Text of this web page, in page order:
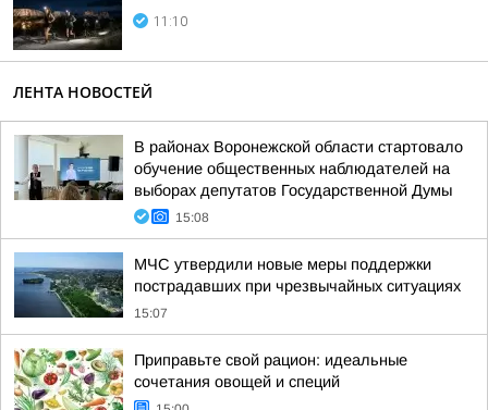
11:10
ЛЕНТА НОВОСТЕЙ
В районах Воронежской области стартовало
обучение общественных наблюдателей на
выборах депутатов Государственной Думы
15:08
МЧС утвердили новые меры поддержки
пострадавших при чрезвычайных ситуациях
15:07
Приправьте свой рацион: идеальные
сочетания овощей и специй